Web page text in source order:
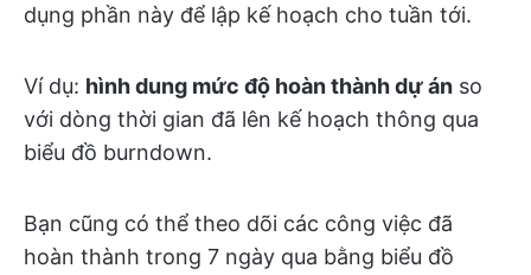
dụng phần này để lập kế hoạch cho tuần tới.
Ví dụ: hình dung mức độ hoàn thành dự án so
với dòng thời gian đã lên kế hoạch thông qua
biểu đồ burndown.
Bạn cũng có thể theo dõi các công việc đã
hoàn thành trong 7 ngày qua bằng biểu đồ